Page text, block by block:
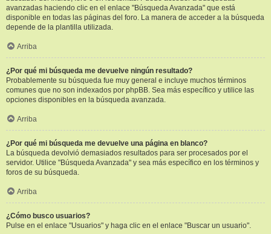
avanzadas haciendo clic en el enlace "Búsqueda Avanzada" que está
disponible en todas las páginas del foro. La manera de acceder a la búsqueda
depende de la plantilla utilizada.
Arriba
¿Por qué mi búsqueda me devuelve ningún resultado?
Probablemente su búsqueda fue muy general e incluye muchos términos
comunes que no son indexados por phpBB. Sea más específico y utilice las
opciones disponibles en la búsqueda avanzada.
Arriba
¿Por qué mi búsqueda me devuelve una página en blanco?
La búsqueda devolvió demasiados resultados para ser procesados por el
servidor. Utilice "Búsqueda Avanzada" y sea más específico en los términos y
foros de su búsqueda.
Arriba
¿Cómo busco usuarios?
Pulse en el enlace "Usuarios" y haga clic en el enlace "Buscar un usuario".